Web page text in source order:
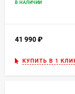
В НАЛИЧИИ
41 990
КУПИТЬ В 1